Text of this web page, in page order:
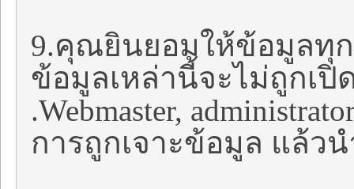
9.คุณยินยอมให้ข้อมูลทุ
ข้อมูลเหล่านี้จะไม่ถูกเ
.Webmaster,
การถูกเจาะข้อมูล แล้ว